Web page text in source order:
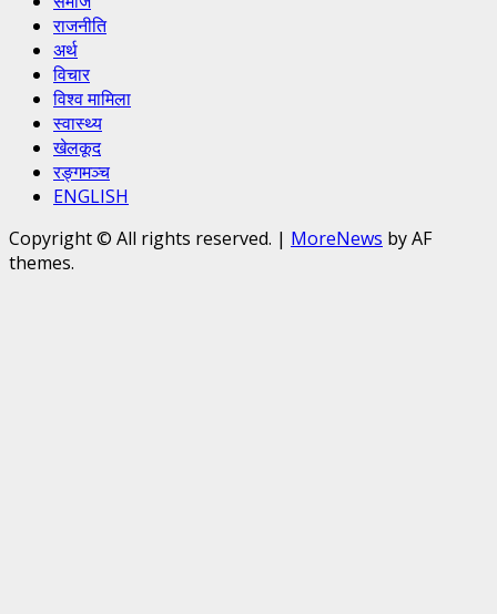
राजनीति
अर्थ
विचार
विश्व मामिला
स्वास्थ्य
खेलकूद
रङ्गमञ्च
ENGLISH
Copyright © All rights reserved. | MoreNews by AF
themes.